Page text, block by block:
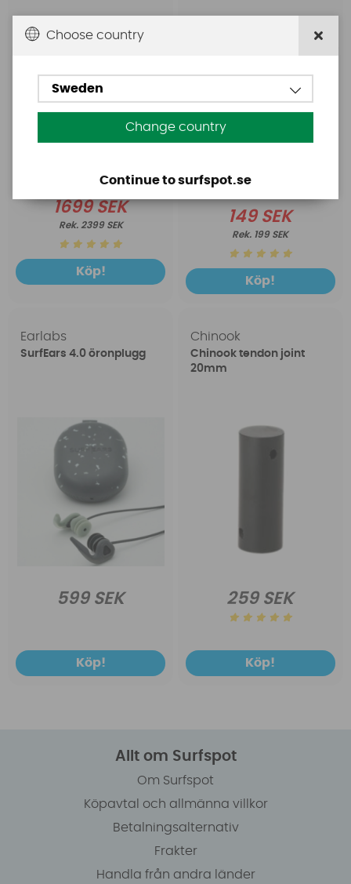
1699 SEK
2399 SEK
Köp!
149 SEK
199 SEK
Köp!
Earlabs
SurfEars 4.0 öronplugg
599 SEK
Köp!
Chinook
Chinook tendon joint
20mm
259 SEK
Köp!
Allt om Surfspot
Om Surfspot
Köpavtal och allmänna villkor
Betalningsalternativ
Frakter
Handla från andra länder
Choose country
Sweden
Change country
Continue to surfspot.se